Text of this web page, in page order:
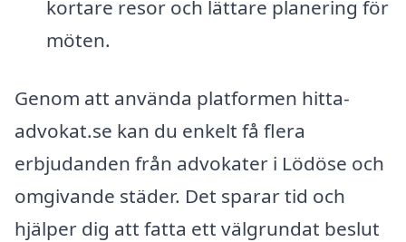
kortare resor och lättare planering för
möten.
Genom att använda platformen hitta-
advokat.se kan du enkelt få flera
erbjudanden från advokater i Lödöse och
omgivande städer. Det sparar tid och
hjälper dig att fatta ett välgrundat beslut